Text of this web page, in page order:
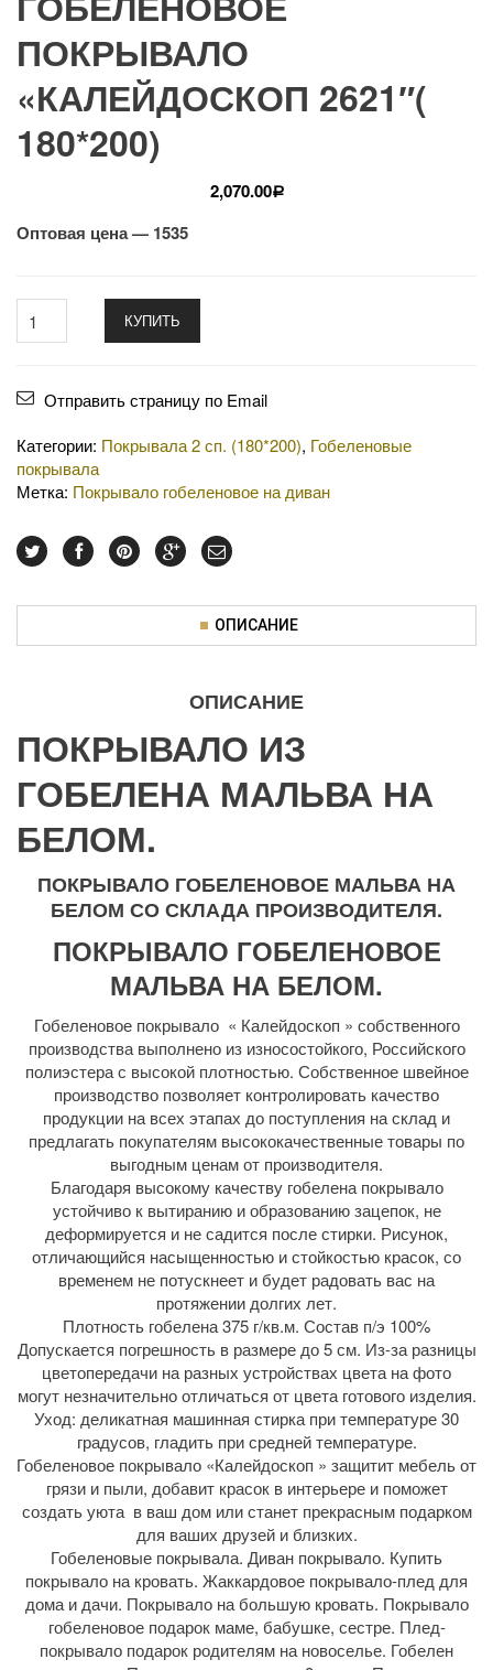
ПОКРЫВАЛО
«КАЛЕЙДОСКОП 2621″(
180*200)
2,070.00Р
Оптовая цена — 1535
КУПИТЬ
Отправить страницу по Email
Категории: Покрывала 2 сп. (180*200), Гобеленовые
покрывала
Метка: Покрывало гобеленовое на диван
ОПИСАНИЕ
ОПИСАНИЕ
ПОКРЫВАЛО ИЗ
ГОБЕЛЕНА МАЛЬВА НА
БЕЛОМ.
ПОКРЫВАЛО ГОБЕЛЕНОВОЕ МАЛЬВА НА
БЕЛОМ СО СКЛАДА ПРОИЗВОДИТЕЛЯ.
ПОКРЫВАЛО ГОБЕЛЕНОВОЕ
МАЛЬВА НА БЕЛОМ.
Гобеленовое покрывало « Калейдоскоп » собственного
производства выполнено из износостойкого, Российского
полиэстера с высокой плотностью. Собственное швейное
производство позволяет контролировать качество
продукции на всех этапах до поступления на склад и
предлагать покупателям высококачественные товары по
выгодным ценам от производителя.
Благодаря высокому качеству гобелена покрывало
устойчиво к вытиранию и образованию зацепок, не
деформируется и не садится после стирки. Рисунок,
отличающийся насыщенностью и стойкостью красок, со
временем не потускнеет и будет радовать вас на
протяжении долгих лет.
Плотность гобелена 375 г/кв.м. Состав п/э 100%
Допускается погрешность в размере до 5 см. Из-за разницы
цветопередачи на разных устройствах цвета на фото
могут незначительно отличаться от цвета готового изделия.
Уход: деликатная машинная стирка при температуре 30
градусов, гладить при средней температуре.
Гобеленовое покрывало «Калейдоскоп » защитит мебель от
грязи и пыли, добавит красок в интерьере и поможет
создать уюта в ваш дом или станет прекрасным подарком
для ваших друзей и близких.
Гобеленовые покрывала. Диван покрывало. Купить
покрывало на кровать. Жаккардовое покрывало-плед для
дома и дачи. Покрывало на большую кровать. Покрывало
гобеленовое подарок маме, бабушке, сестре. Плед-
покрывало подарок родителям на новоселье. Гобелен